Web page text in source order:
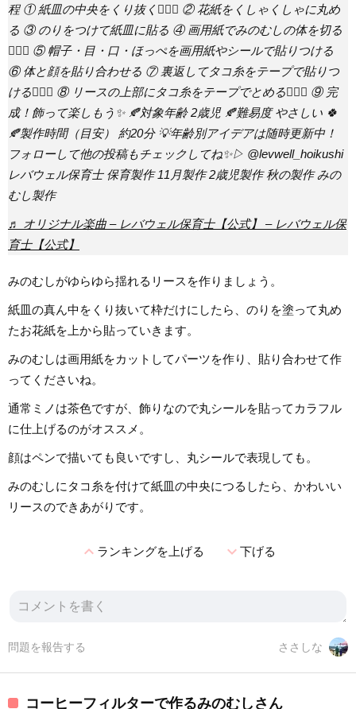
程 ① 紙皿の中央をくり抜く💁🏻‍♀️ ② 花紙をくしゃくしゃに丸め
る ③ のりをつけて紙皿に貼る ④ 画用紙でみのむしの体を切る
💁🏻‍♀️ ⑤ 帽子・目・口・ほっぺを画用紙やシールで貼りつける
⑥ 体と顔を貼り合わせる ⑦ 裏返してタコ糸をテープで貼りつ
ける💁🏻‍♀️ ⑧ リースの上部にタコ糸をテープでとめる💁🏻‍♀️ ⑨ 完
成！飾って楽しもう✨ 🍂対象年齢 2歳児 🍂難易度 やさしい 🍀
🍂製作時間（目安） 約20分 💡年齢別アイデアは随時更新中！
フォローして他の投稿もチェックしてね✨▷ @levwell_hoikushi
レバウェル保育士 保育製作 11月製作 2歳児製作 秋の製作 みの
むし製作
♬ オリジナル楽曲 – レバウェル保育士【公式】 – レバウェル保
育士【公式】
みのむしがゆらゆら揺れるリースを作りましょう。
紙皿の真ん中をくり抜いて枠だけにしたら、のりを塗って丸め
たお花紙を上から貼っていきます。
みのむしは画用紙をカットしてパーツを作り、貼り合わせて作
ってくださいね。
通常ミノは茶色ですが、飾りなので丸シールを貼ってカラフル
に仕上げるのがオススメ。
顔はペンで描いても良いですし、丸シールで表現しても。
みのむしにタコ糸を付けて紙皿の中央につるしたら、かわいい
リースのできあがりです。
expand_lessランキングを上げる expand_more下げる
ささしな
問題を報告する
コーヒーフィルターで作るみのむしさん